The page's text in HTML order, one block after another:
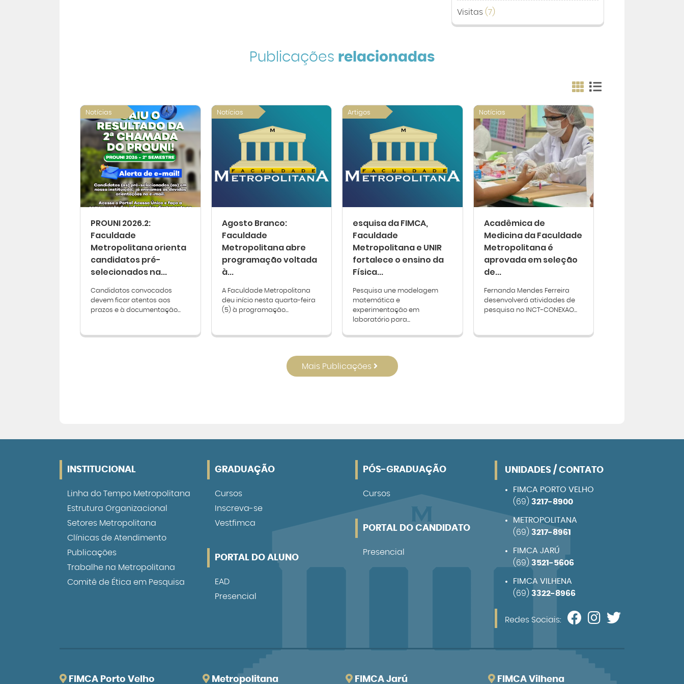
Visitas (7)
Publicações relacionadas
Notícias
PROUNI 2026.2:
Faculdade
Metropolitana orienta
candidatos pré-
selecionados na...
Candidatos convocados
devem ficar atentos aos
prazos e à documentação...
Notícias
Agosto Branco:
Faculdade
Metropolitana abre
programação voltada
à...
A Faculdade Metropolitana
deu início nesta quarta-feira
(5) à programação...
Artigos
esquisa da FIMCA,
Faculdade
Metropolitana e UNIR
fortalece o ensino da
Física...
Pesquisa une modelagem
matemática e
experimentação em
laboratório para...
Notícias
Acadêmica de
Medicina da Faculdade
Metropolitana é
aprovada em seleção
de...
Fernanda Mendes Ferreira
desenvolverá atividades de
pesquisa no INCT-CONEXAO...
Mais Publicações
INSTITUCIONAL
Linha do Tempo Metropolitana
Estrutura Organizacional
Setores Metropolitana
Clínicas de Atendimento
Publicações
Trabalhe na Metropolitana
Comitê de Ética em Pesquisa
GRADUAÇÃO
Cursos
Inscreva-se
Vestfimca
PORTAL DO ALUNO
EAD
Presencial
PÓS-GRADUAÇÃO
Cursos
PORTAL DO CANDIDATO
Presencial
UNIDADES / CONTATO
FIMCA PORTO VELHO
(69) 3217-8900
METROPOLITANA
(69) 3217-8961
FIMCA JARÚ
(69) 3521-5606
FIMCA VILHENA
(69) 3322-8966
Redes Sociais:
FIMCA Porto Velho Metropolitana FIMCA Jarú FIMCA Vilhena